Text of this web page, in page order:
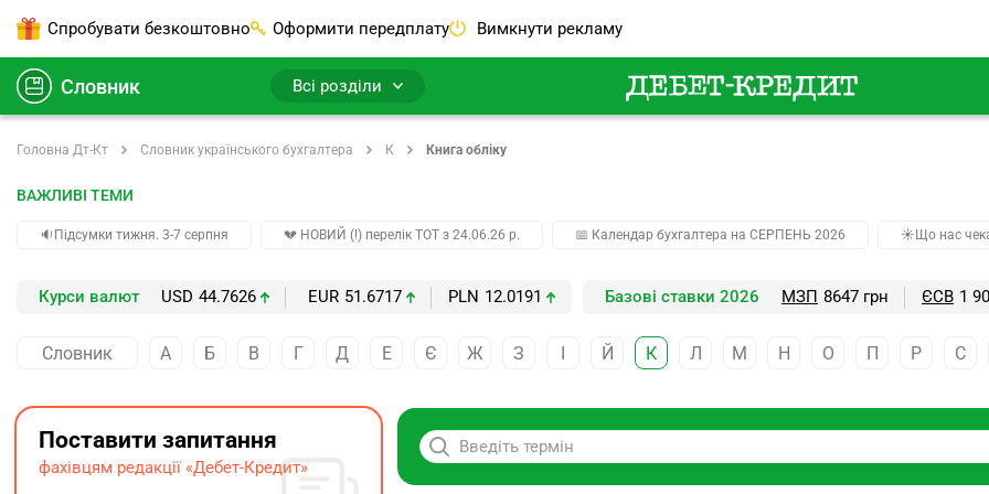
Спробувати безкоштовно Оформити передплату Вимкнути рекламу
Словник Всі розділи
Головна Дт-Кт Словник українського бухгалтера К Книга обліку
ВАЖЛИВІ ТЕМИ
🔉Підсумки тижня. 3-7 серпня 💔 НОВИЙ (!) перелік ТОТ з 24.06.26 р. 📅 Календар бухгалтера на СЕРПЕНЬ 2026 ☀️Що нас
Курси валют EUR 51.6717 PLN 12.0191
USD 44.7626 Базові ставки 2026 МЗП 8647 грн ЄСВ 1
Словник А Б В Г Д Е Є Ж З І Й К Л М Н О П Р С
Поставити запитання
фахівцям редакції «Дебет-Кредит»